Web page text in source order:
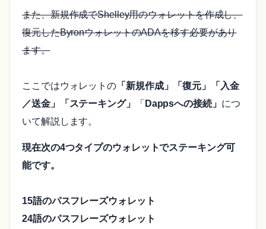
また、新規作成でShelley用のウォレットを作成し、
復元したByronウォレットのADAを移す必要があり
ます。
ここではウォレットの 「新規作成」 「復元」
「入金
／送金」「ステーキング」
「 Dappsへの接続」 につ
いて解説します。
現在次の4つタイプのウォレットでステーキング可
能です。
15語のパスフレーズウォレット
24語のパスフレーズウォレット